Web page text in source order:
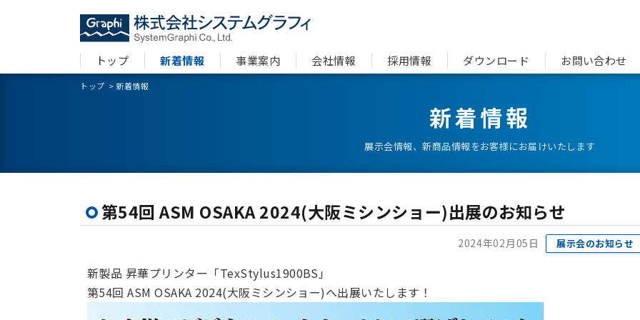
トップ 新着情報 事業案内 会社情報 採用情報 ダウンロード お問い合わせ
トップ >新着情報
新着情報
展示会情報、新商品情報をお客様にお届けいたします
第54回 ASM OSAKA 2024(大阪ミシンショー)出展のお知らせ
2024年02月05日 展示会のお知らせ
新製品 昇華プリンター「TexStylus1900BS」
第54回 ASM OSAKA 2024(大阪ミシンショー)へ出展いたします！